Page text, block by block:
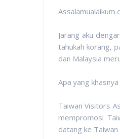
Assalamualaikum
Jarang aku
tahukah korang,
dan Malaysia
Apa yang
Taiwan Visitors
mempromosi
datang ke